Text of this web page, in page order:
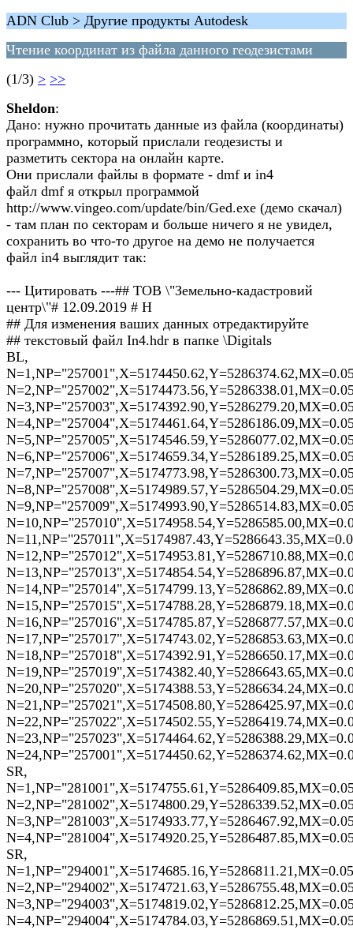
ADN Club > Другие продукты Autodesk
Чтение координат из файла данного геодезистами
(1/3) > >>
Sheldon:
Дано: нужно прочитать данные из файла (координаты)
программно, который прислали геодезисты и
разметить сектора на онлайн карте.
Они прислали файлы в формате - dmf и in4
файл dmf я открыл программой
http://www.vingeo.com/update/bin/Ged.exe (демо скачал)
- там план по секторам и больше ничего я не увидел,
сохранить во что-то другое на демо не получается
файл in4 выглядит так:
--- Цитировать ---## ТОВ \"Земельно-кадастровий
центр\"# 12.09.2019 # Н
## Для изменения ваших данных отредактируйте
## текстовый файл In4.hdr в папке \Digitals
BL,
SR,
SR,